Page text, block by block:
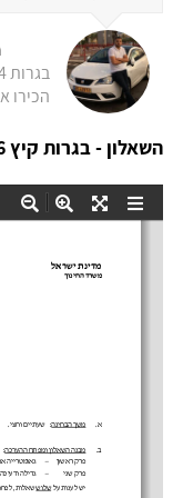
בגרות 4 יחידות, שאלון 805, ציון 95
הכירו
השאלון - בגרות קיץ 2026 מועד א', שאלון 582 (807):